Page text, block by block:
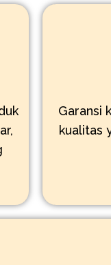
Garansi
kualitas